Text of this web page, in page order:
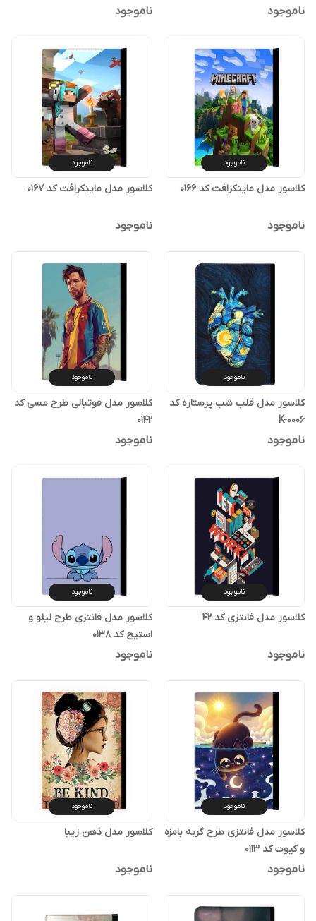
ناموجود ناموجود
ناموجود
کلاسور مدل ماینکرافت کد 0166
ناموجود
ناموجود
کلاسور مدل ماینکرافت کد 0167
ناموجود
ناموجود
کلاسور مدل قلب شب پرستاره کد
K-0006
ناموجود
ناموجود
کلاسور مدل فوتبالی طرح مسی کد
0142
ناموجود
ناموجود
کلاسور مدل فانتزی کد 42
ناموجود
ناموجود
کلاسور مدل فانتزی طرح لیلو و
استیج کد 0138
ناموجود
ناموجود
کلاسور مدل فانتزی طرح گربه بامزه
و کیوت کد 0113
ناموجود
ناموجود
کلاسور مدل ذهن زیبا
ناموجود